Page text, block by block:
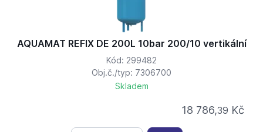
AQUAMAT REFIX DE 200L 10bar 200/10 vertikální
Kód: 299482
Obj.č./typ: 7306700
Skladem
18 786,39 Kč